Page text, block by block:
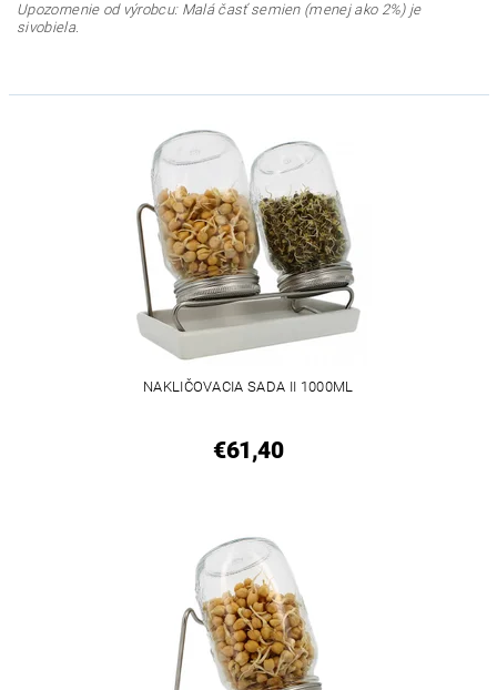
Upozornenie od výrobcu: Malá časť semien (menej ako 2%) je
sivobiela.
NAKLIČOVACIA SADA II 1000ML
€61,40